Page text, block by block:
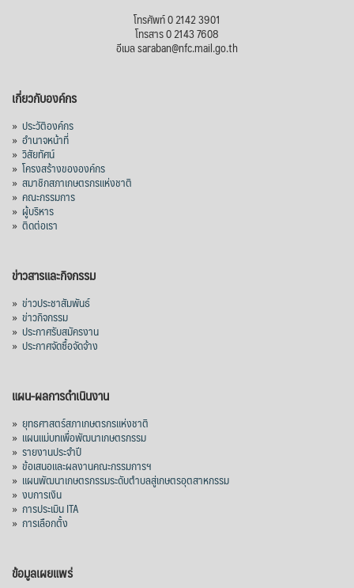
โทรศัพท์ 0 2142 3901
โทรสาร 0 2143 7608
อีเมล saraban@nfc.mail.go.th
เกี่ยวกับองค์กร
» ประวัติองค์กร
» อำนาจหน้าที่
» วิสัยทัศน์
» โครงสร้างขององค์กร
» สมาชิกสภาเกษตรกรแห่งชาติ
» คณะกรรมการ
» ผู้บริหาร
» ติดต่อเรา
ข่าวสารและกิจกรรม
» ข่าวประชาสัมพันธ์
» ข่าวกิจกรรม
» ประกาศรับสมัครงาน
» ประกาศจัดซื้อจัดจ้าง
แผน-ผลการดำเนินงาน
» ยุทธศาสตร์สภาเกษตรกรแห่งชาติ
» แผนแม่บทเพื่อพัฒนาเกษตรกรรม
» รายงานประจำปี
» ข้อเสนอและผลงานคณะกรรมการฯ
» แผนพัฒนาเกษตรกรรมระดับตำบลสู่เกษตรอุตสาหกรรม
» งบการเงิน
» การประเมิน ITA
» การเลือกตั้ง
ข้อมูลเผยแพร่